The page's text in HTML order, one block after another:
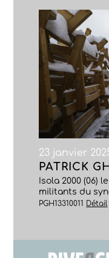
23 janvier
PATRICK
Isola 2000 (06)
militants du
PGH13310011 Détail